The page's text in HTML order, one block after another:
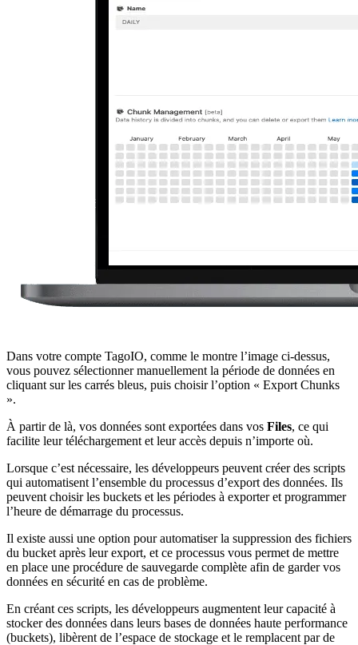
Dans votre compte TagoIO, comme le montre l’image ci-dessus,
vous pouvez sélectionner manuellement la période de données en
cliquant sur les carrés bleus, puis choisir l’option « Export Chunks
».
À partir de là, vos données sont exportées dans vos Files, ce qui
facilite leur téléchargement et leur accès depuis n’importe où.
Lorsque c’est nécessaire, les développeurs peuvent créer des scripts
qui automatisent l’ensemble du processus d’export des données. Ils
peuvent choisir les buckets et les périodes à exporter et programmer
l’heure de démarrage du processus.
Il existe aussi une option pour automatiser la suppression des fichiers
du bucket après leur export, et ce processus vous permet de mettre
en place une procédure de sauvegarde complète afin de garder vos
données en sécurité en cas de problème.
En créant ces scripts, les développeurs augmentent leur capacité à
stocker des données dans leurs bases de données haute performance
(buckets), libèrent de l’espace de stockage et le remplacent par de